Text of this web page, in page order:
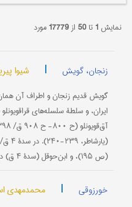
نمایش 1تا50 از17779مورد
زنجان، گویش | شیوا
گویش قدیم زنجان و اطراف آن همان
(ص ۱۹۵)، و ابن‌حوقل (سدۀ ۴ ق) در صورة الارض (ص ۳۰۴)، زن...
خورزوقی | محمدمهدی